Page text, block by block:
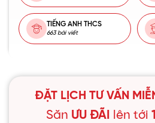
TIẾNG ANH THCS
663 bài viết
ĐẶT LỊCH TƯ VẤN
Săn ƯU ĐÃI lên tới